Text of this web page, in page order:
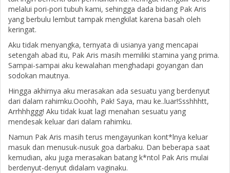
melalui pori-pori tubuh kami, sehingga dada bidang Pak Aris
yang berbulu lembut tampak mengkilat karena basah oleh
keringat.
Aku tidak menyangka, ternyata di usianya yang mencapai
setengah abad itu, Pak Aris masih memiliki stamina yang prima.
Sampai-sampai aku kewalahan menghadapi goyangan dan
sodokan mautnya.
Hingga akhirnya aku merasakan ada sesuatu yang berdenyut
dari dalam rahimku.Ooohh, Pak! Saya, mau ke..luar!Ssshhhtt,
Arrhhhggg! Aku tidak kuat lagi menahan sesuatu yang
mendesak keluar dari dalam rahimku.
Namun Pak Aris masih terus mengayunkan kont*lnya keluar
masuk dan menusuk-nusuk goa darbaku. Dan beberapa saat
kemudian, aku juga merasakan batang k*ntol Pak Aris mulai
berdenyut-denyut didalam vaginaku.